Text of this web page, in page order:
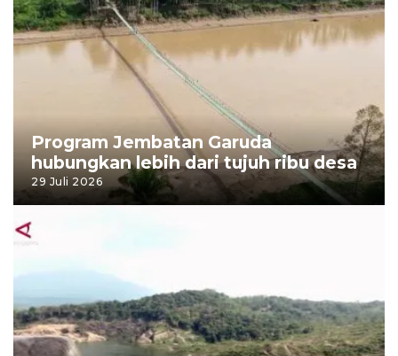
Program Jembatan Garuda
hubungkan lebih dari tujuh ribu desa
29 Juli 2026